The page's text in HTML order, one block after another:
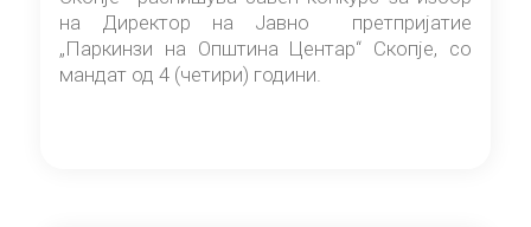
на Директор на Јавно претпријатие
„Паркинзи на Општина Центар“ Скопје, со
мандат од 4 (четири) години.